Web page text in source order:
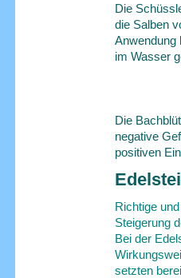
Die
die Salben
im Wasser
Die
negative
positiven
Richtige
Steigerung
Bei der
setzten